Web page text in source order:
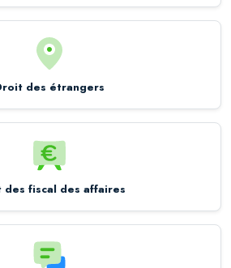
des étrangers
des fiscal des affaires